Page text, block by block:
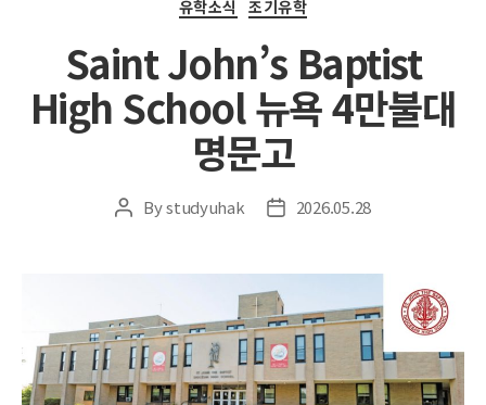
유학소식 조기유학
Saint John’s Baptist
High School 뉴욕 4만불대
명문고
PostBystudyuhak
Post2026.05.28